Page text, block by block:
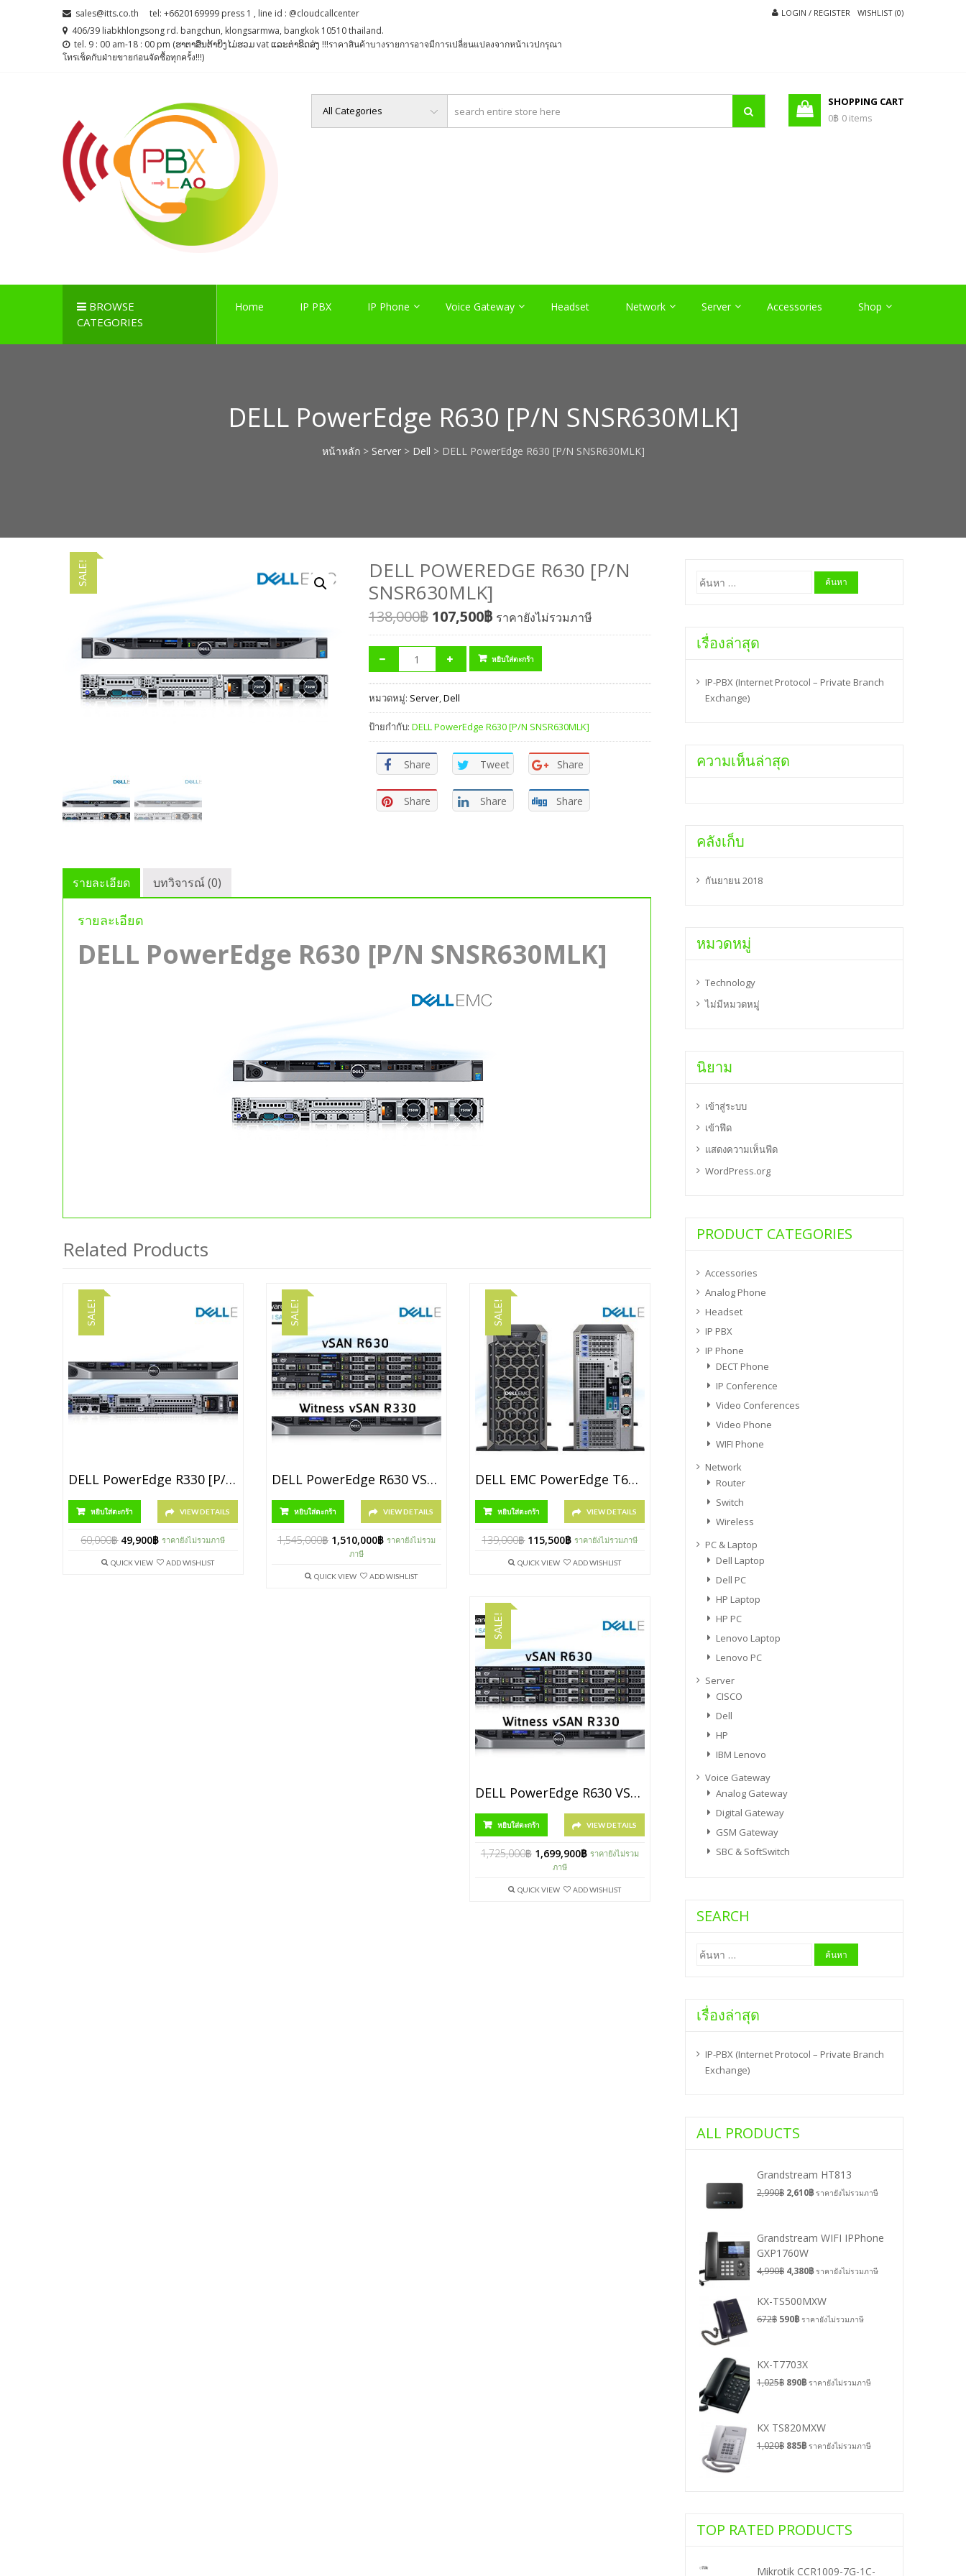
sales@itts.co.th
tel: +6620169999 press 1 , line id : @cloudcallcenter
406/39 liabkhlongsong rd. bangchun, klongsarmwa, bangkok 10510 thailand.
tel. 9 : 00 am-18 : 00 pm (ຮາຕາສຶນຕ້າຍິງໄມ່ຮວມ vat ແລະຕ່າຂິດສ່ງ !!!ราคาสินค้าบางรายการอาจมีการเปลี่ยนแปลงจากหน้าเวปกรุณา
โทรเช็คกับฝ่ายขายก่อนจัดซื้อทุกครั้ง!!!)
LOGIN / REGISTER WISHLIST (0)
SHOPPING CART
0฿ 0 items
BROWSE
CATEGORIES
Home IP PBX IP Phone Voice Gateway Headset Network Server Accessories Shop
DELL PowerEdge R630 [P/N SNSR630MLK]
หน้าหลัก> Server> Dell > DELL PowerEdge R630 [P/N SNSR630MLK]
SALE!
DELL POWEREDGE R630 [P/N
SNSR630MLK]
138,000฿ 107,500฿ ราคายังไม่รวมภาษี
หยิบใส่ตะกร้า
หมวดหมู่: Server,Dell
ป้ายกำกับ: DELL PowerEdge R630 [P/N SNSR630MLK]
Share Tweet Share
Share Share Share
รายละเอียด บทวิจารณ์ (0)
รายละเอียด
DELL PowerEdge R630 [P/N SNSR630MLK]
Related Products
SALE!
DELL PowerEdge R330 [P/N SNSR33020]
หยิบใส่ตะกร้า VIEW DETAILS
60,000฿ 49,900฿ ราคายังไม่รวมภาษี
QUICK VIEW ADD WISHLIST
SALE!
DELL PowerEdge R630 VSAN Solution [P/N R630-8TB-VSANPack]
หยิบใส่ตะกร้า VIEW DETAILS
1,545,000฿ 1,510,000฿ ราคายังไม่รวม
ภาษี
QUICK VIEW ADD WISHLIST
SALE!
DELL EMC PowerEdge T640 [P/N SNST6404110]
หยิบใส่ตะกร้า VIEW DETAILS
139,000฿ 115,500฿ ราคายังไม่รวมภาษี
QUICK VIEW ADD WISHLIST
SALE!
DELL PowerEdge R630 VSAN Solution [P/N R630-10TB-VSANPack]
หยิบใส่ตะกร้า VIEW DETAILS
1,725,000฿ 1,699,900฿ ราคายังไม่รวม
ภาษี
QUICK VIEW ADD WISHLIST
ค้นหา
สำหรับ:
เรื่องล่าสุด
IP-PBX (Internet Protocol – Private Branch
Exchange)
ความเห็นล่าสุด
คลังเก็บ
กันยายน 2018
หมวดหมู่
Technology
ไม่มีหมวดหมู่
นิยาม
เข้าสู่ระบบ
เข้าฟีด
แสดงความเห็นฟีด
WordPress.org
PRODUCT CATEGORIES
Accessories
Analog Phone
Headset
IP PBX
IP Phone
DECT Phone
IP Conference
Video Conferences
Video Phone
WIFI Phone
Network
Router
Switch
Wireless
PC & Laptop
Dell Laptop
Dell PC
HP Laptop
HP PC
Lenovo Laptop
Lenovo PC
Server
CISCO
Dell
HP
IBM Lenovo
Voice Gateway
Analog Gateway
Digital Gateway
GSM Gateway
SBC & SoftSwitch
SEARCH
ค้นหา
สำหรับ:
เรื่องล่าสุด
IP-PBX (Internet Protocol – Private Branch
Exchange)
ALL PRODUCTS
Grandstream HT813
2,990฿ 2,610฿ ราคายังไม่รวมภาษี
Grandstream WIFI IPPhone
GXP1760W
4,990฿ 4,380฿ ราคายังไม่รวมภาษี
KX-TS500MXW
672฿ 590฿ ราคายังไม่รวมภาษี
KX-T7703X
1,025฿ 890฿ ราคายังไม่รวมภาษี
KX TS820MXW
1,020฿ 885฿ ราคายังไม่รวมภาษี
TOP RATED PRODUCTS
Mikrotik CCR1009-7G-1C-